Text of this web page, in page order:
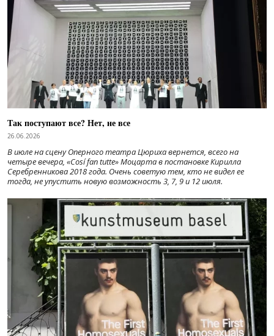
Так поступают все? Нет, не все
26.06.2026
В июле на сцену Оперного театра Цюриха вернется, всего на
четыре вечера, «Cosí fan tutte» Моцарта в постановке Кирилла
Серебренникова 2018 года. Очень советую тем, кто не видел ее
тогда, не упустить новую возможность 3, 7, 9 и 12 июля.